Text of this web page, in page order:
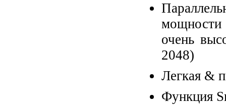
очень
2048)
Легкая &
Функция